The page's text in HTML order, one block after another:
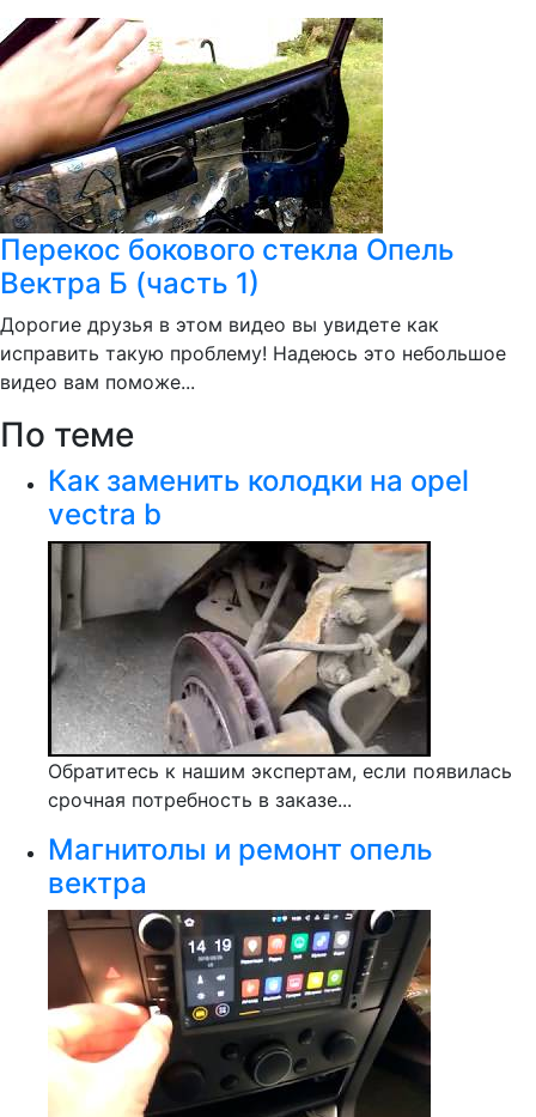
Перекос бокового стекла Опель
Вектра Б (часть 1)
Дорогие друзья в этом видео вы увидете как
исправить такую проблему! Надеюсь это небольшое
видео вам поможе...
По теме
Как заменить колодки на opel
vectra b
Обратитесь к нашим экспертам, если появилась
срочная потребность в заказе...
Магнитолы и ремонт опель
вектра